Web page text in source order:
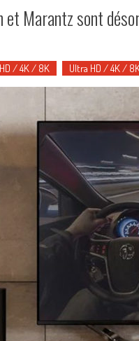
et Marantz sont
/ 4K / 8K Ultra HD / 4K /